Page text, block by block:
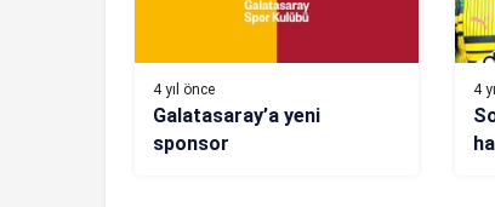
4 yıl önce
Galatasaray’a yeni
sponsor
4